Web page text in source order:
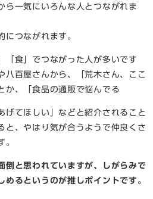
ら一気にいろんな人とつながれま
につながれます。
「食」でつながった人が多いです
八百屋さんから、「荒木さん、ここ
か、「食品の通販で悩んでる
げてほしい」などと紹介されること
と、やはり気が合うようで仲良くさ
。
倒と思われていますが、しがらみで
めるというのが推しポイントです。